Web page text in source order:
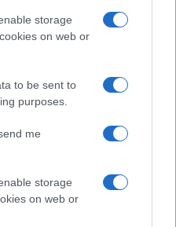
storage
on web or
to be sent to
purposes.
me
storage
on web or
másképp
hiszem. De
őket, míg én